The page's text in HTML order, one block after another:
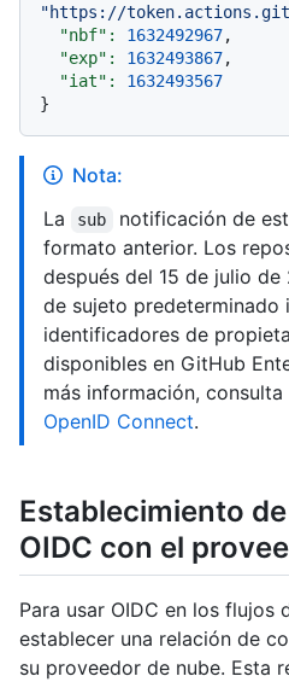
"https://
"nbf":
1632492967,
"exp":
1632493867,
"iat":
1632493567
Nota:
La
sub
notificación de
formato anterior. Los
después del 15 de julio
de sujeto predeterminado
identificadores de
disponibles en GitHub
más información, consulta
OpenID Connect.
Establecimiento
OIDC con el
Para usar OIDC en los flujos
establecer una relación de
su proveedor de nube. Esta